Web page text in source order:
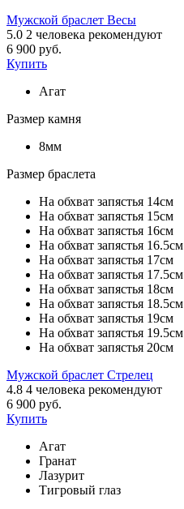
Мужской браслет Весы
5.0 2 человека рекомендуют
6 900 руб.
Купить
Агат
Размер камня
8мм
Размер браслета
На обхват запястья 14см
На обхват запястья 15см
На обхват запястья 16см
На обхват запястья 16.5см
На обхват запястья 17см
На обхват запястья 17.5см
На обхват запястья 18см
На обхват запястья 18.5см
На обхват запястья 19см
На обхват запястья 19.5см
На обхват запястья 20см
Мужской браслет Стрелец
4.8 4 человека рекомендуют
6 900 руб.
Купить
Агат
Гранат
Лазурит
Тигровый глаз